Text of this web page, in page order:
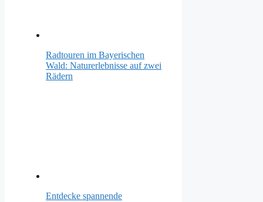
Radtouren im Bayerischen
Wald: Naturerlebnisse auf zwei
Rädern
Entdecke spannende